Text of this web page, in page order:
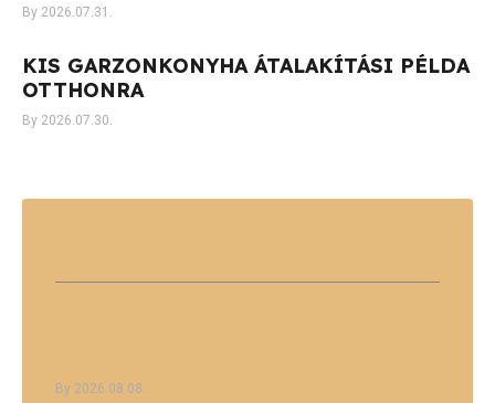
2026.07.31.
KIS GARZONKONYHA ÁTALAKÍTÁSI PÉLDA
OTTHONRA
2026.07.30.
2026.08.08.